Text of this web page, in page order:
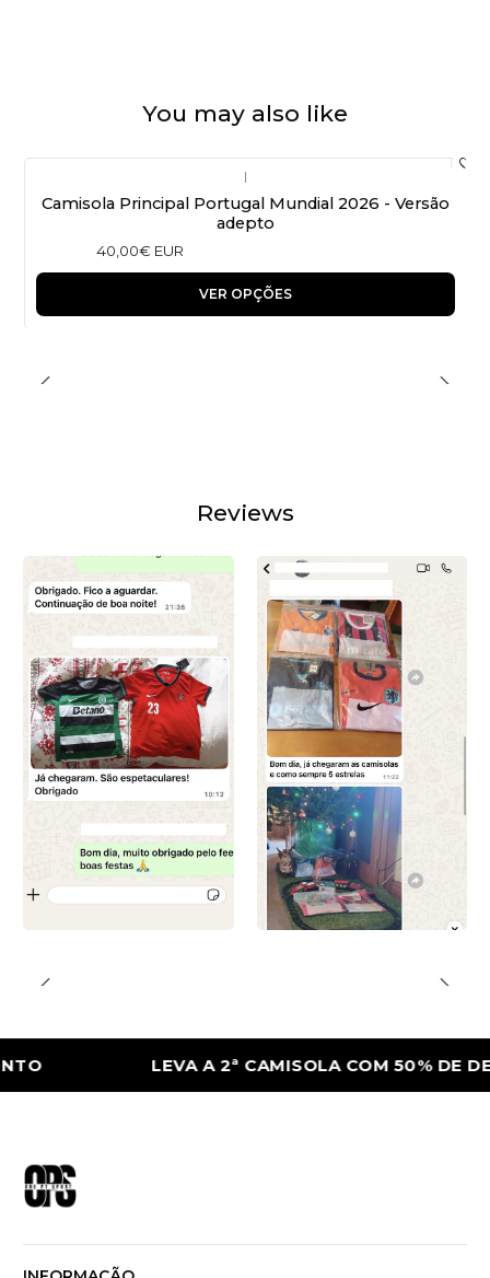
You may also like
|
Camisola Principal Portugal Mundial 2026 - Versão
adepto
40,00€ EUR
VER OPÇÕES
Reviews
LEVA A 2ª CAMISOLA COM 50% DE